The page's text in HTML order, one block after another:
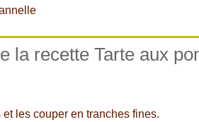
la recette Tarte aux
les couper en tranches fines.